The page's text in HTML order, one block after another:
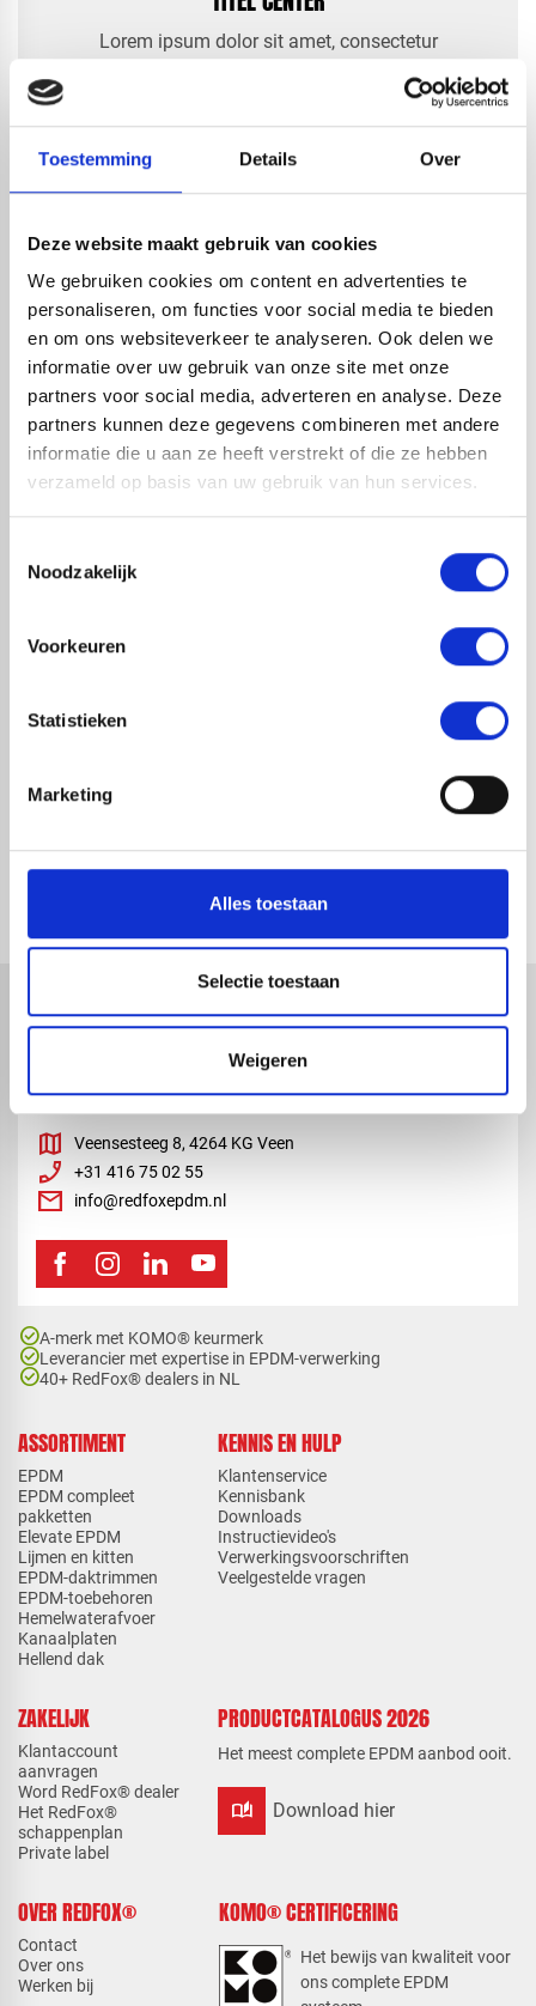
Toestemming Details Over
Deze website maakt gebruik van cookies
We gebruiken cookies om content en advertenties te
personaliseren, om functies voor social media te bieden
en om ons websiteverkeer te analyseren. Ook delen we
informatie over uw gebruik van onze site met onze
partners voor social media, adverteren en analyse. Deze
partners kunnen deze gegevens combineren met andere
informatie die u aan ze heeft verstrekt of die ze hebben
verzameld op basis van uw gebruik van hun services.
Noodzakelijk
Voorkeuren
Statistieken
Marketing
Alles toestaan
Selectie toestaan
Weigeren
Lorem ipsum dolor sit amet, consectetur
ex. Proin non laoreet metus. Praesent ac nibh
quam. Aliquam consequat quam vel urna
condimentum bibendum. Pellentesque habitant
Duis scelerisque dolor vulputate lectus gravida,
posuere tinncus euis- mod. Aliquam at mauris in
justo pharetra blandit. In hac habitasse platea
dictumst.
TWEE KOLOMMEN - BESTANDEN EN KNOP
LINKS, VIDEO RECHTS
Neem contact op
ASSORTIMENT
EPDM
EPDM compleet
pakketten
Elevate EPDM
Lijmen en kitten
EPDM-daktrimmen
EPDM-toebehoren
Hemelwaterafvoer
Kanaalplaten
Hellend dak
KENNIS EN HULP
Klantenservice
Kennisbank
Downloads
Instructievideo's
Verwerkingsvoorschriften
Veelgestelde vragen
ZAKELIJK
Klantaccount
aanvragen
Word RedFox® dealer
Het RedFox®
schappenplan
Private label
PRODUCTCATALOGUS 2026
Het meest complete EPDM aanbod ooit.
auto_stories Download hier
OVER REDFOX®
Contact
Over ons
Werken bij
KOMO® CERTIFICERING
Het bewijs van kwaliteit voor
ons complete EPDM
map Veensesteeg 8, 4264 KG Veen
phone_enabled +31 416 75 02 55
mail info@redfoxepdm.nl
check_circleA-merk met KOMO® keurmerk
check_circleLeverancier met expertise in EPDM-verwerking
check_circle40+ RedFox® dealers in NL